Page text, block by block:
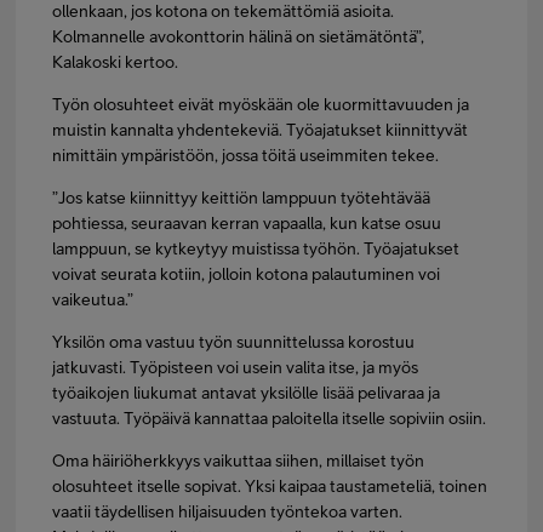
ollenkaan, jos kotona on tekemättömiä asioita.
Kolmannelle avokonttorin hälinä on sietämätöntä”,
Kalakoski kertoo.
Työn olosuhteet eivät myöskään ole kuormittavuuden ja
muistin kannalta yhdentekeviä. Työajatukset kiinnittyvät
nimittäin ympäristöön, jossa töitä useimmiten tekee.
”Jos katse kiinnittyy keittiön lamppuun työtehtävää
pohtiessa, seuraavan kerran vapaalla, kun katse osuu
lamppuun, se kytkeytyy muistissa työhön. Työajatukset
voivat seurata kotiin, jolloin kotona palautuminen voi
vaikeutua.”
Yksilön oma vastuu työn suunnittelussa korostuu
jatkuvasti. Työpisteen voi usein valita itse, ja myös
työaikojen liukumat antavat yksilölle lisää pelivaraa ja
vastuuta. Työpäivä kannattaa paloitella itselle sopiviin osiin.
Oma häiriöherkkyys vaikuttaa siihen, millaiset työn
olosuhteet itselle sopivat. Yksi kaipaa taustameteliä, toinen
vaatii täydellisen hiljaisuuden työntekoa varten.